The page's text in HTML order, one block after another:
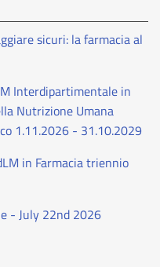
sicuri: la farmacia al
Interdipartimentale in
Nutrizione Umana
1.11.2026 - 31.10.2029
in Farmacia triennio
- July 22nd 2026